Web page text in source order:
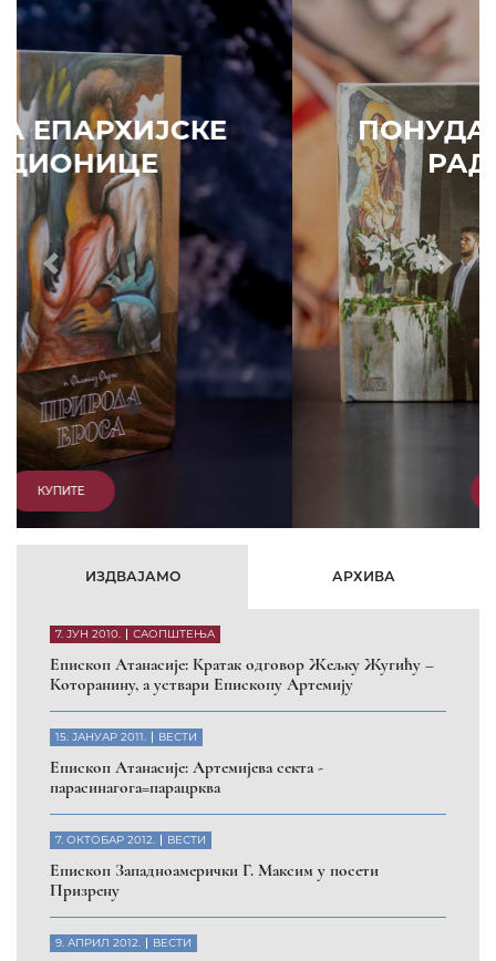
ПОНУДА ЕПАРХИЈСКЕ
РАДИОНИЦЕ
Prethodni
ИЗДВАЈАМО АРХИВА
7. ЈУН 2010. САОПШТЕЊА
Eпископ Атанасије: Кратак одговор Жељку Жугићу –
Которанину, а уствари Епископу Артемију
15. ЈАНУАР 2011. ВЕСТИ
Eпископ Атанасије: Артемијева секта -
парасинагога=парацрква
7. ОКТОБАР 2012. ВЕСТИ
Eпископ Западноамерички Г. Максим у посети
Призрену
9. АПРИЛ 2012. ВЕСТИ